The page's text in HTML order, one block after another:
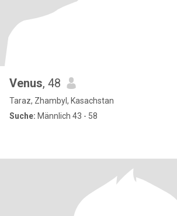
Venus, 48
Taraz, Zhambyl, Kasachstan
Suche: Männlich 43 - 58